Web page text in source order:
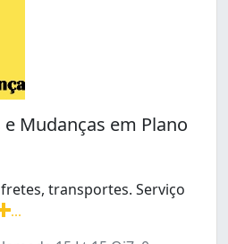
Mudanças em Plano
transportes. Serviço